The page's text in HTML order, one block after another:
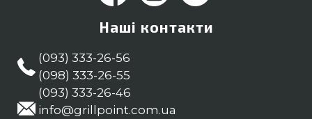
Наші контакти
(093) 333-26-56
(098) 333-26-55
(093) 333-26-46
info@grillpoint.com.ua